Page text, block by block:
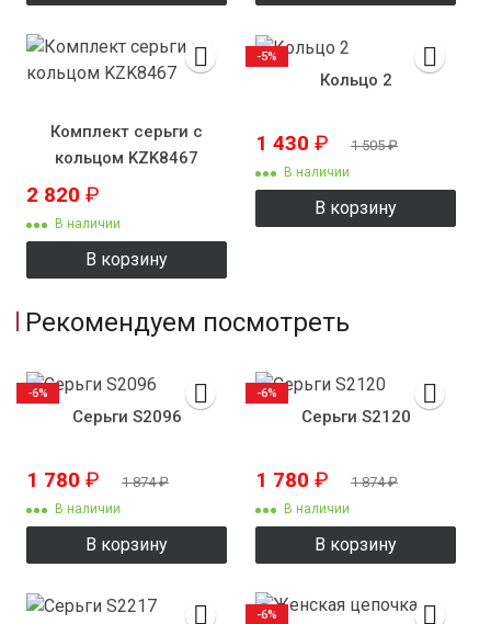
Комплект серьги с
кольцом KZK8467
2 820 ₽
В наличии
В корзину
Кольцо 2
1 430 ₽ 1 505₽
В наличии
В корзину
-5%
Рекомендуем посмотреть
Серьги S2096
1 780 ₽ 1 874₽
В наличии
В корзину
-6%
Серьги S2120
1 780 ₽ 1 874₽
В наличии
В корзину
-6%
-6%